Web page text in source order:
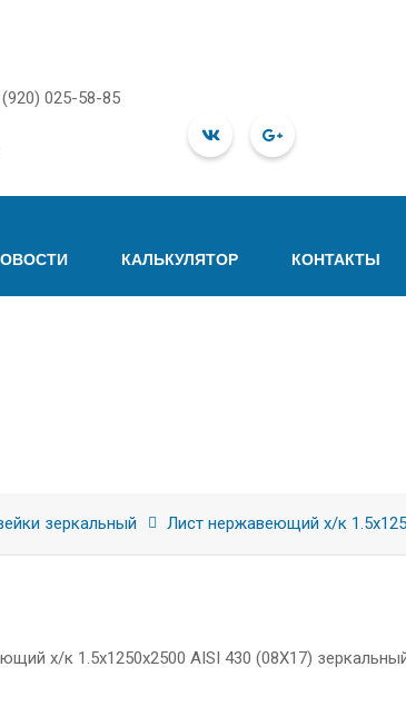
025-58-85
КАЛЬКУЛЯТОР КОНТАКТЫ
зеркальный Лист нержавеющий х/к